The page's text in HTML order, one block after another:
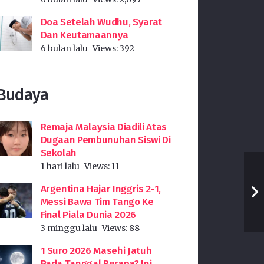
Doa Setelah Wudhu, Syarat
Dan Keutamaannya
6 bulan lalu Views:392
Remaja Malaysia Diadili Atas
Dugaan Pembunuhan Siswi Di
Sekolah
1 hari lalu Views: 11
Argentina Hajar Inggris 2-1,
Messi Bawa Tim Tango Ke
Final Piala Dunia 2026
3 minggu lalu Views: 88
1 Suro 2026 Masehi Jatuh